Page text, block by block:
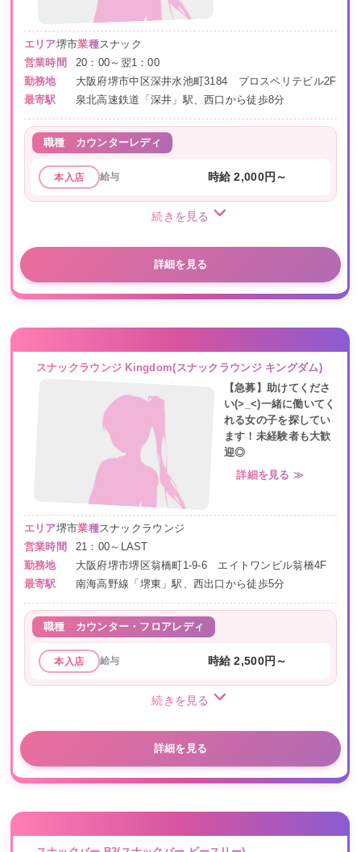
エリア堺市業種スナック
営業時間
20：00～翌1：00
勤務地
大阪府堺市中区深井水池町3184 プロスペリテビル2F
最寄駅
泉北高速鉄道「深井」駅、西口から徒歩8分
職種 カウンターレディ
本入店 給与 時給 2,000円～
続きを見る
詳細を見る
スナックラウンジ Kingdom(スナックラウンジ キングダム)
【急募】助けてくださ
い(>_<)一緒に働いてく
れる女の子を探してい
ます！未経験者も大歓
迎◎
詳細を見る ≫
エリア堺市業種スナックラウンジ
営業時間
21：00～LAST
勤務地
大阪府堺市堺区翁橋町1-9-6 エイトワンビル翁橋4F
最寄駅
南海高野線「堺東」駅、西出口から徒歩5分
職種 カウンター・フロアレディ
本入店 給与 時給 2,500円～
続きを見る
詳細を見る